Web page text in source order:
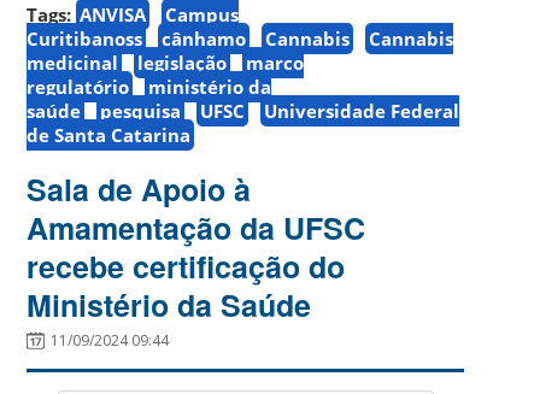
Tags: ANVISA
Campus
Curitibanoss
cânhamo Cannabis
Cannabis
medicinal
legislação
marco
regulatório
ministério da
saúde
pesquisa UFSC
Universidade Federal
de Santa Catarina
Sala de Apoio à
Amamentação da UFSC
recebe certificação do
Ministério da Saúde
11/09/2024 09:44